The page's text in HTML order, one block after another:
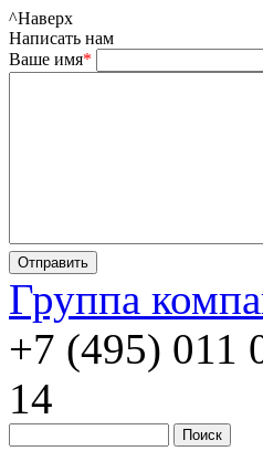
^Наверх
Написать нам
Ваше имя*
Группа
+7 (495) 011
14